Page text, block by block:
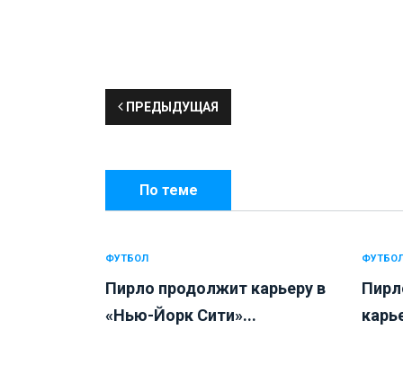
ПРЕДЫДУЩАЯ
По теме
ФУТБОЛ
Пирло продолжит карьеру в
«Нью-Йорк Сити»...
ФУТБОЛ